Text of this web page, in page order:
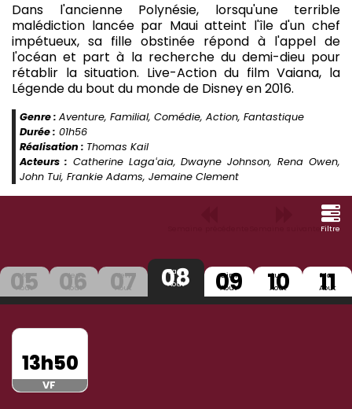
Dans l'ancienne Polynésie, lorsqu'une terrible
malédiction lancée par Maui atteint l'île d'un chef
impétueux, sa fille obstinée répond à l'appel de
l'océan et part à la recherche du demi-dieu pour
rétablir la situation. Live-Action du film Vaiana, la
Légende du bout du monde de Disney en 2016.
Genre : Aventure, Familial, Comédie, Action, Fantastique
Durée : 01h56
Réalisation : Thomas Kail
Acteurs : Catherine Lagaʻaia, Dwayne Johnson, Rena Owen,
John Tui, Frankie Adams, Jemaine Clement
Filtre
Mer
05
Aout
Jeu
06
Aout
Ven
07
Aout
Sam
08
Aout
Dim
09
Aout
Lun
10
Aout
Mar
11
Aout
13h50
VF